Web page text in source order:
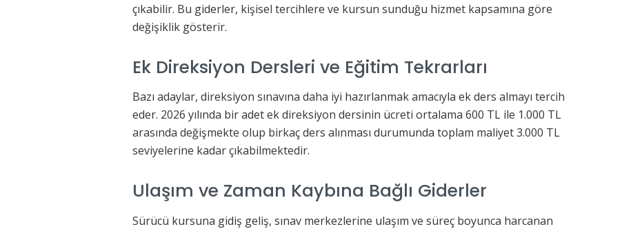
çıkabilir. Bu giderler, kişisel tercihlere ve kursun sunduğu hizmet kapsamına göre
değişiklik gösterir.
Ek Direksiyon Dersleri ve Eğitim Tekrarları
Bazı adaylar, direksiyon sınavına daha iyi hazırlanmak amacıyla ek ders almayı tercih
eder. 2026 yılında bir adet ek direksiyon dersinin ücreti ortalama 600 TL ile 1.000 TL
arasında değişmekte olup birkaç ders alınması durumunda toplam maliyet 3.000 TL
seviyelerine kadar çıkabilmektedir.
Ulaşım ve Zaman Kaybına Bağlı Giderler
Sürücü kursuna gidiş geliş, sınav merkezlerine ulaşım ve süreç boyunca harcanan